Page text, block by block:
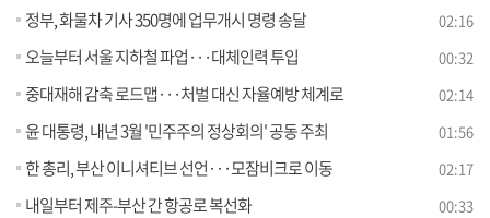
정부, 화물차 기사 350명에 업무개시 명령 송달 02:16
오늘부터 서울 지하철 파업···대체인력 투입 00:32
중대재해 감축 로드맵···처벌 대신 자율예방 체계로 02:14
윤 대통령, 내년 3월 '민주주의 정상회의' 공동 주최 01:56
한 총리, 부산 이니셔티브 선언···모잠비크로 이동 02:17
내일부터 제주-부산 간 항공로 복선화 00:33